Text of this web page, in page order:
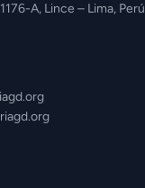
A, Lince – Lima, Perú